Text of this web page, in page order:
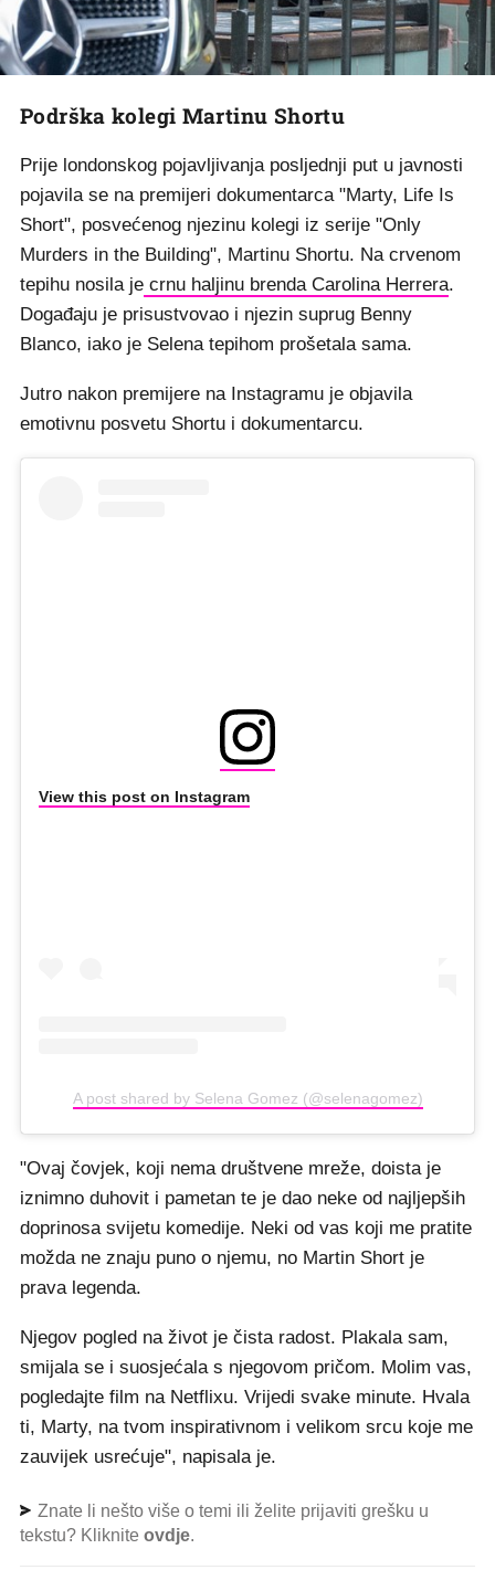
Podrška kolegi Martinu Shortu
Prije londonskog pojavljivanja posljednji put u javnosti
pojavila se na premijeri dokumentarca "Marty, Life Is
Short", posvećenog njezinu kolegi iz serije "Only
Murders in the Building", Martinu Shortu. Na crvenom
tepihu nosila je crnu haljinu brenda Carolina Herrera.
Događaju je prisustvovao i njezin suprug Benny
Blanco, iako je Selena tepihom prošetala sama.
Jutro nakon premijere na Instagramu je objavila
emotivnu posvetu Shortu i dokumentarcu.
View this post on Instagram
A post shared by Selena Gomez (@selenagomez)
"Ovaj čovjek, koji nema društvene mreže, doista je
iznimno duhovit i pametan te je dao neke od najljepših
doprinosa svijetu komedije. Neki od vas koji me pratite
možda ne znaju puno o njemu, no Martin Short je
prava legenda.
Njegov pogled na život je čista radost. Plakala sam,
smijala se i suosjećala s njegovom pričom. Molim vas,
pogledajte film na Netflixu. Vrijedi svake minute. Hvala
ti, Marty, na tvom inspirativnom i velikom srcu koje me
zauvijek usrećuje", napisala je.
Znate li nešto više o temi ili želite prijaviti grešku u
tekstu? Kliknite ovdje.